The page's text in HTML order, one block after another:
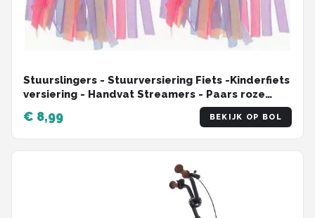
Stuurslingers - Stuurversiering Fiets -Kinderfiets
versiering - Handvat Streamers - Paars roze
€ 8,99 BEKIJK OP BOL